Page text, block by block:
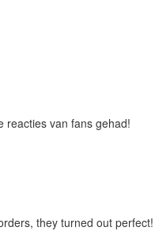
reacties van fans gehad!
they turned out perfect!